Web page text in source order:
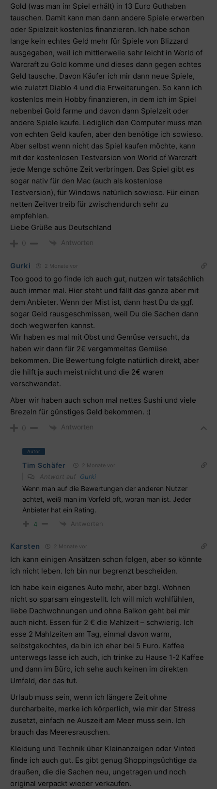
Gold (was man im Spiel erhält) in 13 Euro Guthaben
tauschen. Damit kann man dann andere Spiele erwerben
oder Spielzeit kostenlos finanzieren. Ich habe schon
lange kein echtes Geld mehr für Spiele von Blizzard
ausgegeben, weil ich mittlerweile sehr leicht in World of
Warcraft zu Gold komme und dieses dann gegen echtes
Geld tausche. Davon Käufer ich mir dann neue Spiele,
wie zuletzt Diablo 4 und die Erweiterungen. So kann ich
kostenlos mein Hobby finanzieren, in dem ich im Spiel
nebenbei Gold farme und davon dann Spielzeit oder
andere Spiele kaufe. Lediglich den Computer muss man
von echten Geld kaufen, aber den benötige ich sowieso.
Aber selbst wenn nicht das Spiel kaufen möchte, kann
mit der kostenlosen Testversion von World of Warcraft
jede Menge schöne Zeit verbringen. Das Spiel gibt es
sogar nativ für den Mac (auch als kostenlose
Testversion), für Windows natürlich sowieso. Für einen
netten Zeitvertreib für zwischendurch sehr zu
empfehlen.
Liebe Grüße aus Deutschland
0 Antworten
Gurki 2 Monate vor
Too good to go finde ich auch gut, nutzen wir tatsächlich
auch immer mal. Hier steht und fällt das ganze aber mit
dem Anbieter. Wenn der Mist ist, dann hast Du da ggf.
sogar Geld rausgeschmissen, weil Du die Sachen dann
doch wegwerfen kannst.
Wir haben es mal mit Obst und Gemüse versucht, da
haben wir dann für 2€ vergammeltes Gemüse
bekommen. Die Bewertung folgte natürlich direkt, aber
die hilft ja auch meist nicht und die 2€ waren
verschwendet.
Aber wir haben auch schon mal nettes Sushi und viele
Brezeln für günstiges Geld bekommen. :)
0 Antworten
Autor
Tim Schäfer 2 Monate vor
Antwort auf Gurki
Wenn man auf die Bewertungen der anderen Nutzer
achtet, weiß man im Vorfeld oft, woran man ist. Jeder
Anbieter hat ein Rating.
4 Antworten
Karsten 2 Monate vor
Ich kann einigen Ansätzen schon folgen, aber so könnte
ich nicht leben. Ich bin nur begrenzt bescheiden.
Ich habe kein eigenes Auto mehr, aber bzgl. Wohnen
nicht so sparsam eingestellt. Ich will mich wohlfühlen,
liebe Dachwohnungen und ohne Balkon geht bei mir
auch nicht. Essen für 2 € die Mahlzeit – schwierig. Ich
esse 2 Mahlzeiten am Tag, einmal davon warm,
selbstgekochtes, da bin ich eher bei 5 Euro. Kaffee
unterwegs lasse ich auch, ich trinke zu Hause 1-2 Kaffee
und dann im Büro, ich sehe auch keinen im direkten
Umfeld, der das tut.
Urlaub muss sein, wenn ich längere Zeit ohne
durcharbeite, merke ich körperlich, wie mir der Stress
zusetzt, einfach ne Auszeit am Meer muss sein. Ich
brauch das Meeresrauschen.
Kleidung und Technik über Kleinanzeigen oder Vinted
finde ich auch gut. Es gibt genug Shoppingsüchtige da
draußen, die die Sachen neu, ungetragen und noch
original verpackt wieder verkaufen.